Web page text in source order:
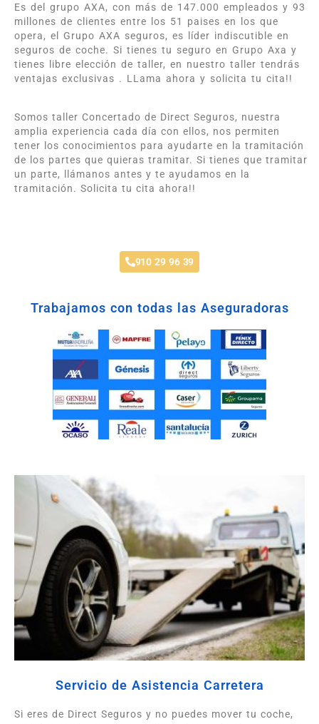
Es del grupo AXA, con más de 147.000 empleados y 93
millones de clientes entre los 51 paises en los que
opera, el Grupo AXA seguros, es líder indiscutible en
seguros de coche. Si tienes tu seguro en Grupo Axa y
tienes libre elección de taller, en nuestro taller tendrás
ventajas exclusivas . LLama ahora y solicita tu cita!!
Somos taller Concertado de Direct Seguros, nuestra
amplia experiencia cada día con ellos, nos permiten
tener los conocimientos para ayudarte en la tramitación
de los partes que quieras tramitar. Si tienes que tramitar
un parte, llámanos antes y te ayudamos en la
tramitación. Solicita tu cita ahora!!
910 29 96 39
Trabajamos con todas las Aseguradoras
Servicio de Asistencia Carretera
Si eres de Direct Seguros y no puedes mover tu coche,